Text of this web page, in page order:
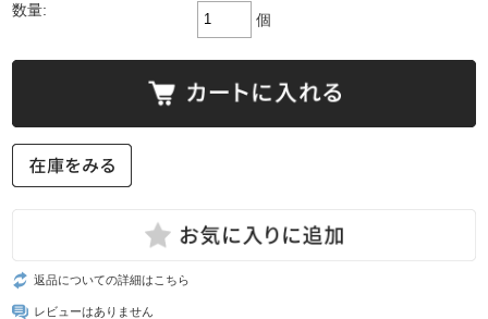
数量:
個
返品についての詳細はこちら
レビューはありません